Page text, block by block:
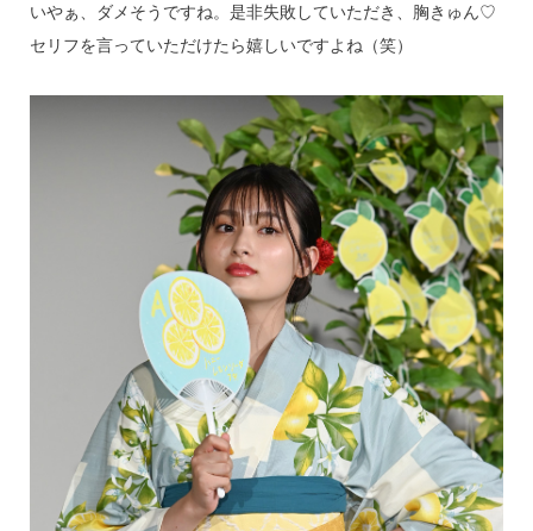
いやぁ、ダメそうですね。是非失敗していただき、胸きゅん♡
セリフを言っていただけたら嬉しいですよね（笑）